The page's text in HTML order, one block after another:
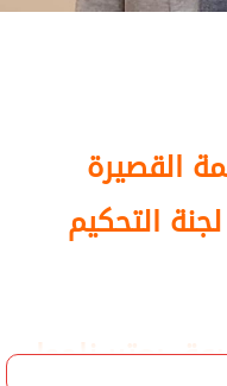
القصيرة
التحكيم
يعتبر ناجحا